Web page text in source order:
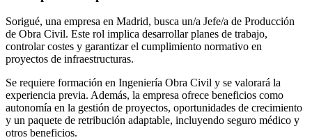
Sorigué, una empresa en Madrid, busca un/a Jefe/a de Producción
de Obra Civil. Este rol implica desarrollar planes de trabajo,
controlar costes y garantizar el cumplimiento normativo en
proyectos de infraestructuras.
Se requiere formación en Ingeniería Obra Civil y se valorará la
experiencia previa. Además, la empresa ofrece beneficios como
autonomía en la gestión de proyectos, oportunidades de crecimiento
y un paquete de retribución adaptable, incluyendo seguro médico y
otros beneficios.